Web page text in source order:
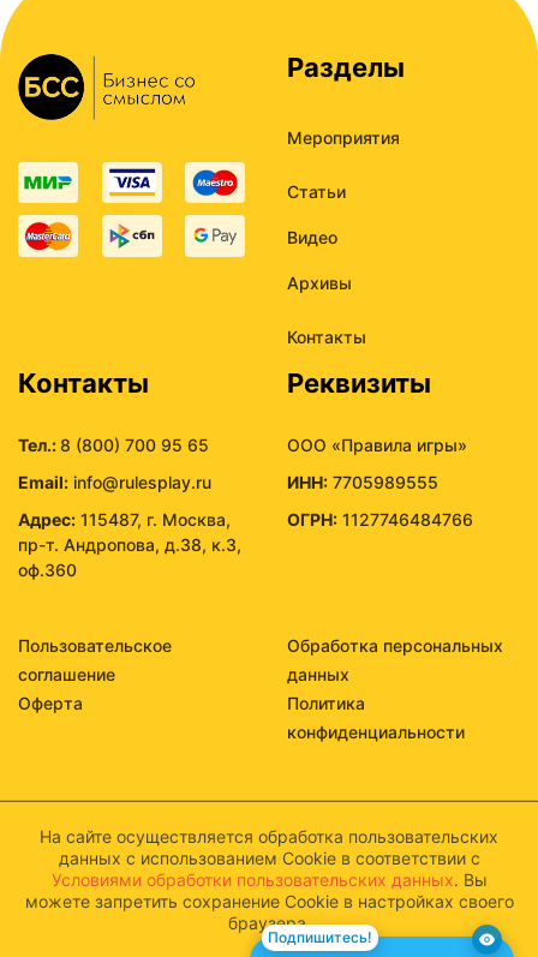
Разделы
Мероприятия
Статьи
Видео
Архивы
Контакты
Контакты
Тел.:8 (800) 700 95 65
Email: info@rulesplay.ru
Адрес: 115487, г. Москва,
пр-т. Андропова, д.38, к.3,
оф.360
Реквизиты
ООО «Правила игры»
ИНН: 7705989555
ОГРН: 1127746484766
Пользовательское
соглашение
Обработка персональных
данных
Оферта
Политика
конфиденциальности
На сайте осуществляется обработка пользовательских
данных с использованием Cookie в соответствии с
Условиями обработки пользовательских данных. Вы
можете запретить сохранение Cookie в настройках своего
браузера.
Подпишитесь!